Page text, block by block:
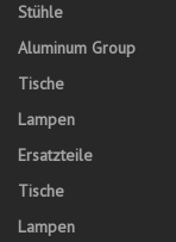
Stühle
Aluminum Group
Tische
Lampen
Ersatzteile
Tische
Lampen